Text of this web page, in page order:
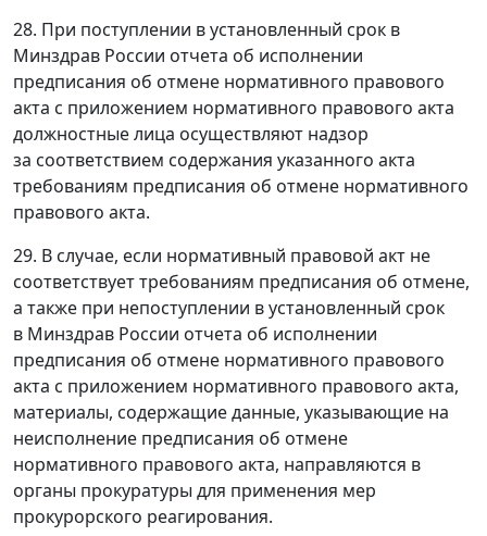
28. При поступлении в установленный срок в
Минздрав России отчета об исполнении
предписания об отмене нормативного правового
акта с приложением нормативного правового акта
должностные лица осуществляют надзор
за соответствием содержания указанного акта
требованиям предписания об отмене нормативного
правового акта.
29. В случае, если нормативный правовой акт не
соответствует требованиям предписания об отмене,
а также при непоступлении в установленный срок
в Минздрав России отчета об исполнении
предписания об отмене нормативного правового
акта с приложением нормативного правового акта,
материалы, содержащие данные, указывающие на
неисполнение предписания об отмене
нормативного правового акта, направляются в
органы прокуратуры для применения мер
прокурорского реагирования.